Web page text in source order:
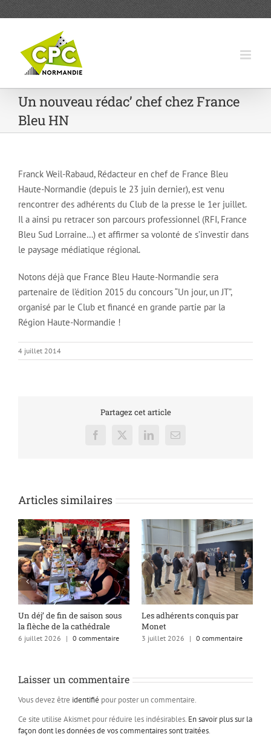
Un nouveau rédac’ chef chez France
Bleu HN
Franck Weil-Rabaud, Rédacteur en chef de France Bleu
Haute-Normandie (depuis le 23 juin dernier), est venu
rencontrer des adhérents du Club de la presse le 1er juillet.
Il a ainsi pu retracer son parcours professionnel (RFI, France
Bleu Sud Lorraine…) et affirmer sa volonté de s’investir dans
le paysage médiatique régional.
Notons déjà que France Bleu Haute-Normandie sera
partenaire de l’édition 2015 du concours “Un jour, un JT”,
organisé par le Club et financé en grande partie par la
Région Haute-Normandie !
4 juillet 2014
Partagez cet article
Facebook
X LinkedInEmail
Articles similaires
Un déj’ de fin de saison sous
la flèche de la cathédrale
6 juillet 2026 | 0 commentaire
Les adhérents conquis par
Monet
3 juillet 2026 | 0 commentaire
Laisser un commentaire
Vous devez être identifié pour poster un commentaire.
Ce site utilise Akismet pour réduire les indésirables. En savoir plus sur la
façon dont les données de vos commentaires sont traitées.